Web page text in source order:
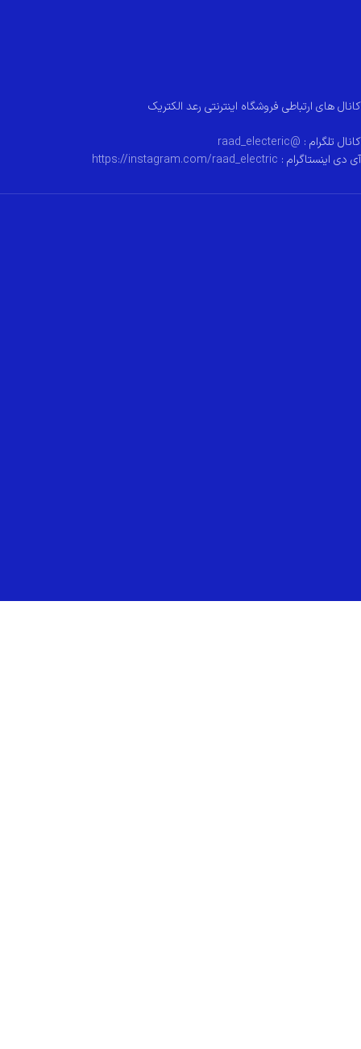
کانال های ارتباطی فروشگاه اینترنتی رعد الکتریک
کانال تلگرام : @raad_electeric
آی دی اینستاگرام : https://instagram.com/raad_electric